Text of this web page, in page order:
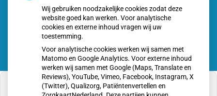
OnlineWij gebruiken noodzakelijke cookies zodat deze
website goed kan werken. Voor analytische
cookies en externe inhoud vragen wij uw
toestemming.
Voor analytische cookies werken wij samen met
Matomo en Google Analytics. Voor externe inhoud
werken wij samen met Google (Maps, Translate en
Reviews), YouTube, Vimeo, Facebook, Instagram, X
(Twitter), Qualizorg, Patiëntenvertellen en